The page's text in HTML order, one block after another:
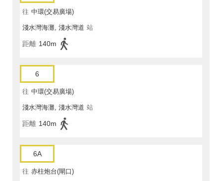
往 中環(交易廣場)
淺水灣海灘, 淺水灣道 站
距離 140m
6
往 中環(交易廣場)
淺水灣海灘, 淺水灣道 站
距離 140m
6A
往 赤柱炮台(閘口)